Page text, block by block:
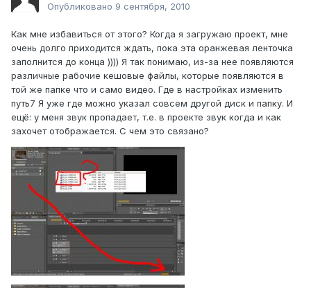
Опубликовано 9 сентября, 2010
Как мне избавиться от этого? Когда я загружаю проект, мне
очень долго приходится ждать, пока эта оранжевая ленточка
заполнится до конца )))) Я так понимаю, из-за нее появляются
различные рабочие кешовые файлы, которые появляются в
той же папке что и само видео. Где в настройках изменить
путь7 Я уже где можно указал совсем другой диск и папку. И
ещё: у меня звук пропадает, т.е. в проекте звук когда и как
захочет отображается. С чем это связано?